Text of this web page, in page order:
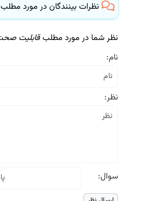
نظرات بینندگان در مورد مطلب
نظر شما در مورد مطلبقابلیت صحت
نام:
نظر:
سوال: